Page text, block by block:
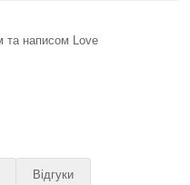
та написом Love
Відгуки